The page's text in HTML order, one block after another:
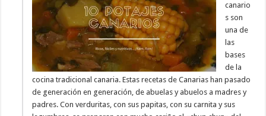
canario
s son
una de
las
bases
de la
cocina tradicional canaria. Estas recetas de Canarias han pasado
de generación en generación, de abuelas y abuelos a madres y
padres. Con verduritas, con sus papitas, con su carnita y sus